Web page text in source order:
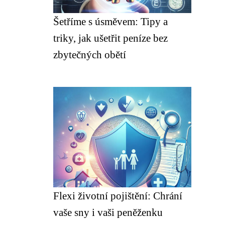
Šetříme s úsměvem: Tipy a
triky, jak ušetřit peníze bez
zbytečných obětí
Flexi životní pojištění: Chrání
vaše sny i vaši peněženku